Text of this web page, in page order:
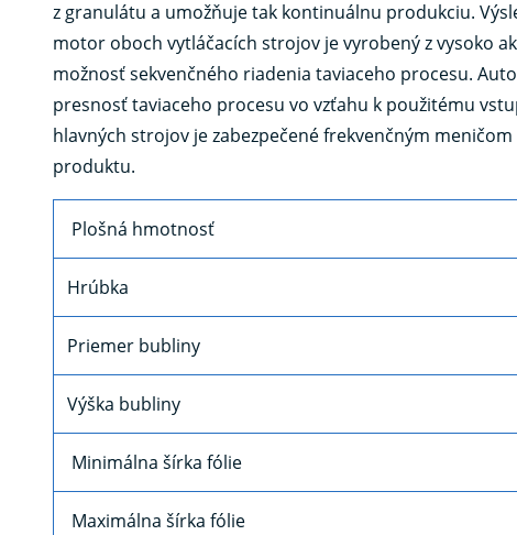
z granulátu a umožňuje tak kontinuálnu produkciu.
motor oboch vytláčacích strojov je vyrobený z vysoko
možnosť sekvenčného riadenia taviaceho procesu.
presnosť taviaceho procesu vo vzťahu k použitému
hlavných strojov je zabezpečené frekvenčným
produktu.
Plošná hmotnosť
Hrúbka
Priemer bubliny
Výška bubliny
Minimálna šírka fólie
Maximálna šírka fólie